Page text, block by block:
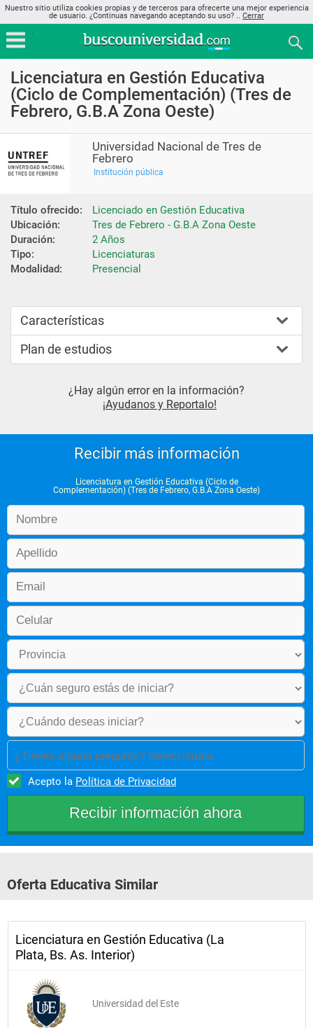
Nuestro sitio utiliza cookies propias y de terceros para ofrecerte una mejor experiencia
de usuario. ¿Continuas navegando aceptando su uso? .. Cerrar
Licenciatura en Gestión Educativa
(Ciclo de Complementación) (Tres de
Febrero, G.B.A Zona Oeste)
Universidad Nacional de Tres de
Febrero
Institución pública
Título ofrecido:
Licenciado en Gestión Educativa
Ubicación:
Tres de Febrero - G.B.A Zona Oeste
Duración:
2 Años
Tipo:
Licenciaturas
Modalidad:
Presencial
Características
Plan de estudios
¿Hay algún error en la información?
¡Ayudanos y Reportalo!
Recibir más información
Licenciatura en Gestión Educativa (Ciclo de
Complementación) (Tres de Febrero, G.B.A Zona Oeste)
¿Tienes alguna pregunta? Selecciónala
Acepto la Política de Privacidad
Oferta Educativa Similar
Licenciatura en Gestión Educativa (La
Plata, Bs. As. Interior)
Universidad del Este